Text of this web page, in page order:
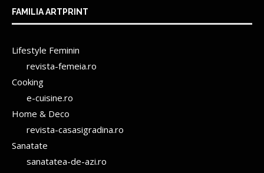
FAMILIA ARTPRINT
Lifestyle Feminin
revista-femeia.ro
Cooking
e-cuisine.ro
Home & Deco
revista-casasigradina.ro
Sanatate
sanatatea-de-azi.ro